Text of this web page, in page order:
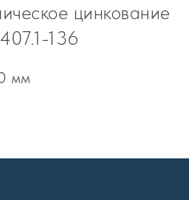
цинкование
136
мм